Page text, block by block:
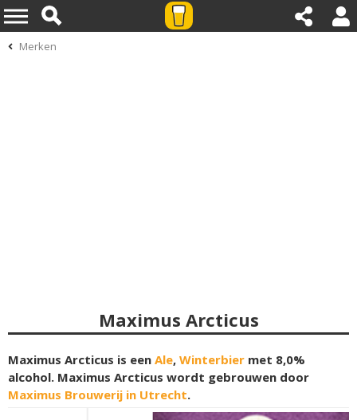
Merken
Maximus Arcticus
Maximus Arcticus is een Ale, Winterbier met 8,0%
alcohol. Maximus Arcticus wordt gebrouwen door
Maximus Brouwerij in Utrecht.